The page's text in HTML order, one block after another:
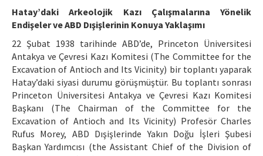
Hatay’daki Arkeolojik Kazı Çalışmalarına Yönelik
Endişeler ve ABD Dışişlerinin Konuya Yaklaşımı
22 Şubat 1938 tarihinde ABD’de, Princeton Üniversitesi
Antakya ve Çevresi Kazı Komitesi (The Committee for the
Excavation of Antioch and Its Vicinity) bir toplantı yaparak
Hatay’daki siyasi durumu görüşmüştür. Bu toplantı sonrası
Princeton Üniversitesi Antakya ve Çevresi Kazı Komitesi
Başkanı (The Chairman of the Committee for the
Excavation of Antioch and Its Vicinity) Profesör Charles
Rufus Morey, ABD Dışişlerinde Yakın Doğu İşleri Şubesi
Başkan Yardımcısı (the Assistant Chief of the Division of